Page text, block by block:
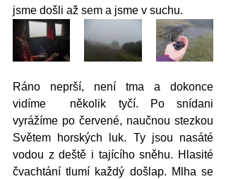
jsme došli až sem a jsme v suchu.
Ráno neprší, není tma a dokonce
vidíme  několik tyčí. Po snídani
vyrážíme po červené, naučnou stezkou
Světem horských luk. Ty jsou nasáté
vodou z deště i tajícího sněhu. Hlasité
čvachtání tlumí každý došlap. Mlha se